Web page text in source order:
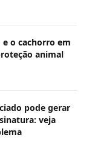
o cachorro em
animal
pode gerar
veja